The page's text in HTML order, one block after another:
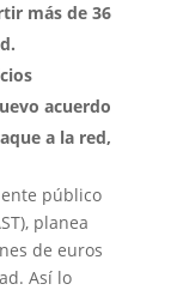
más de 36
acuerdo
a la red,
público
planea
de euros
Así lo